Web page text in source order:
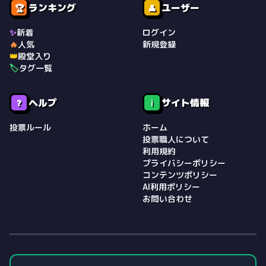
🏆 ランキング
✨新着
🔥人気
👑殿堂入り
🏷️タグ一覧
👤 ユーザー
ログイン
新規登録
❓ ヘルプ
投票ルール
ℹ️ サイト情報
ホーム
投票職人について
利用規約
プライバシーポリシー
コンテンツポリシー
AI利用ポリシー
お問い合わせ